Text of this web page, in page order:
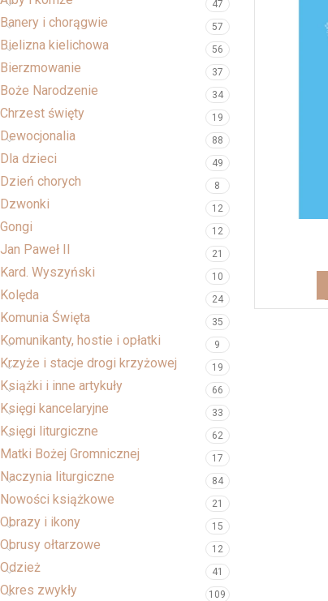
47
Banery i chorągwie 57
Bielizna kielichowa 56
Bierzmowanie 37
Boże Narodzenie 34
Chrzest święty 19
Dewocjonalia 88
Dla dzieci 49
Dzień chorych 8
Dzwonki 12
Gongi 12
Jan Paweł II 21
Kard. Wyszyński 10
Kolęda 24
Komunia Święta 35
Komunikanty, hostie i opłatki 9
Krzyże i stacje drogi krzyżowej 19
Książki i inne artykuły 66
Księgi kancelaryjne 33
Księgi liturgiczne 62
Matki Bożej Gromnicznej 17
Naczynia liturgiczne 84
Nowości książkowe 21
Obrazy i ikony 15
Obrusy ołtarzowe 12
Odzież 41
Okres zwykły 109